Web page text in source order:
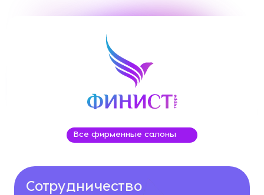
Все фирменные салоны
Сотрудничество